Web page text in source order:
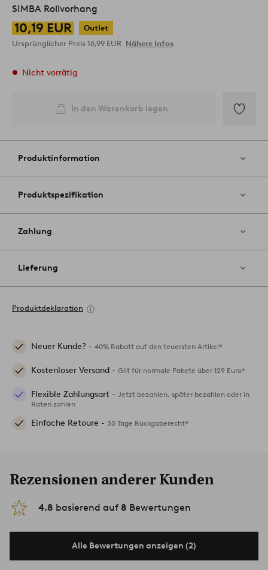
SIMBA Rollvorhang
10,19 EUR
Outlet
Ursprünglicher Preis 16,99 EUR Nähere Infos
Nicht vorrätig
In den Warenkorb legen
Favoriten
Produktinformation
Produktspezifikation
Zahlung
Lieferung
Produktdeklaration
Neuer Kunde? - 40% Rabatt auf den teuersten Artikel*
Kostenloser Versand - Gilt für normale Pakete über 129 Euro*
Flexible Zahlungsart - Jetzt bezahlen, später bezahlen oder in
Raten zahlen
Einfache Retoure - 30 Tage Rückgaberecht*
Rezensionen anderer Kunden
4.8 basierend auf 8 Bewertungen
Alle Bewertungen anzeigen (2)